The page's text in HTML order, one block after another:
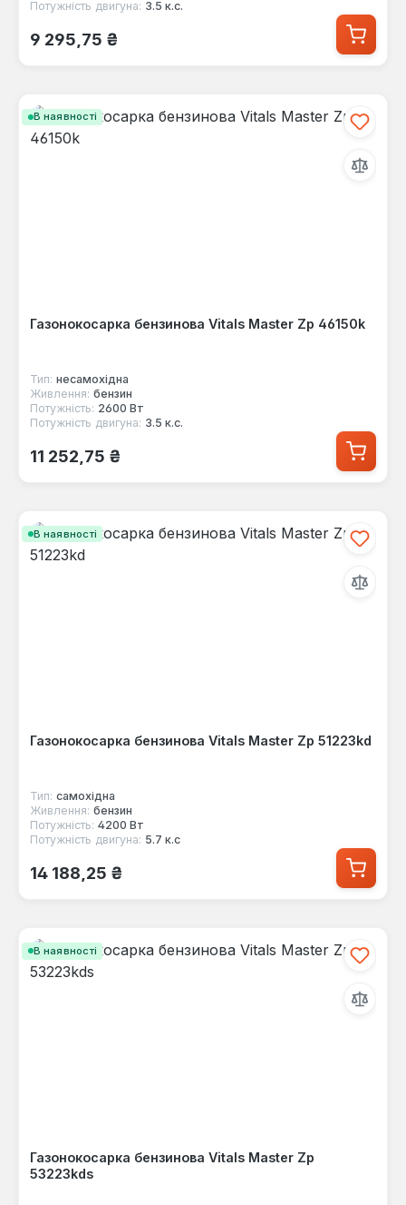
Потужність двигуна: 3.5 к.с.
Звичайна ціна:
9 295,75 ₴
В наявності
Газонокосарка бензинова Vitals Master Zp 46150k
Тип: несамохідна
Живлення: бензин
Потужність: 2600 Вт
Потужність двигуна: 3.5 к.с.
Звичайна ціна:
11 252,75 ₴
В наявності
Газонокосарка бензинова Vitals Master Zp 51223kd
Тип: самохідна
Живлення: бензин
Потужність: 4200 Вт
Потужність двигуна: 5.7 к.с
Звичайна ціна:
14 188,25 ₴
В наявності
Газонокосарка бензинова Vitals Master Zp
53223kds